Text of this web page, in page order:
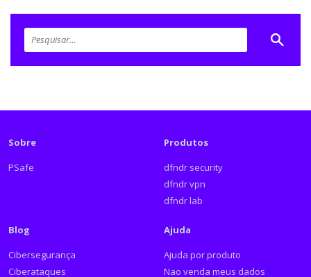
Sobre
PSafe
Produtos
dfndr security
dfndr vpn
dfndr lab
Blog
Cibersegurança
Ciberataques
Ajuda
Ajuda por produto
Nao venda meus dados